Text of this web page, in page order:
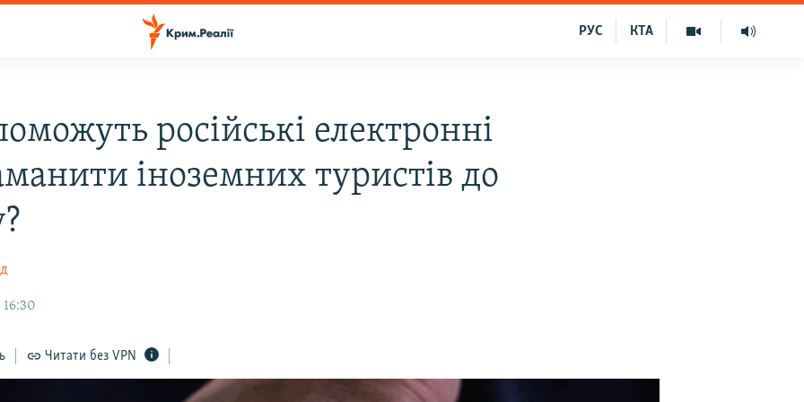
КТА
РУС
російські електронні
іноземних туристів до
16:30
Читати без VPN